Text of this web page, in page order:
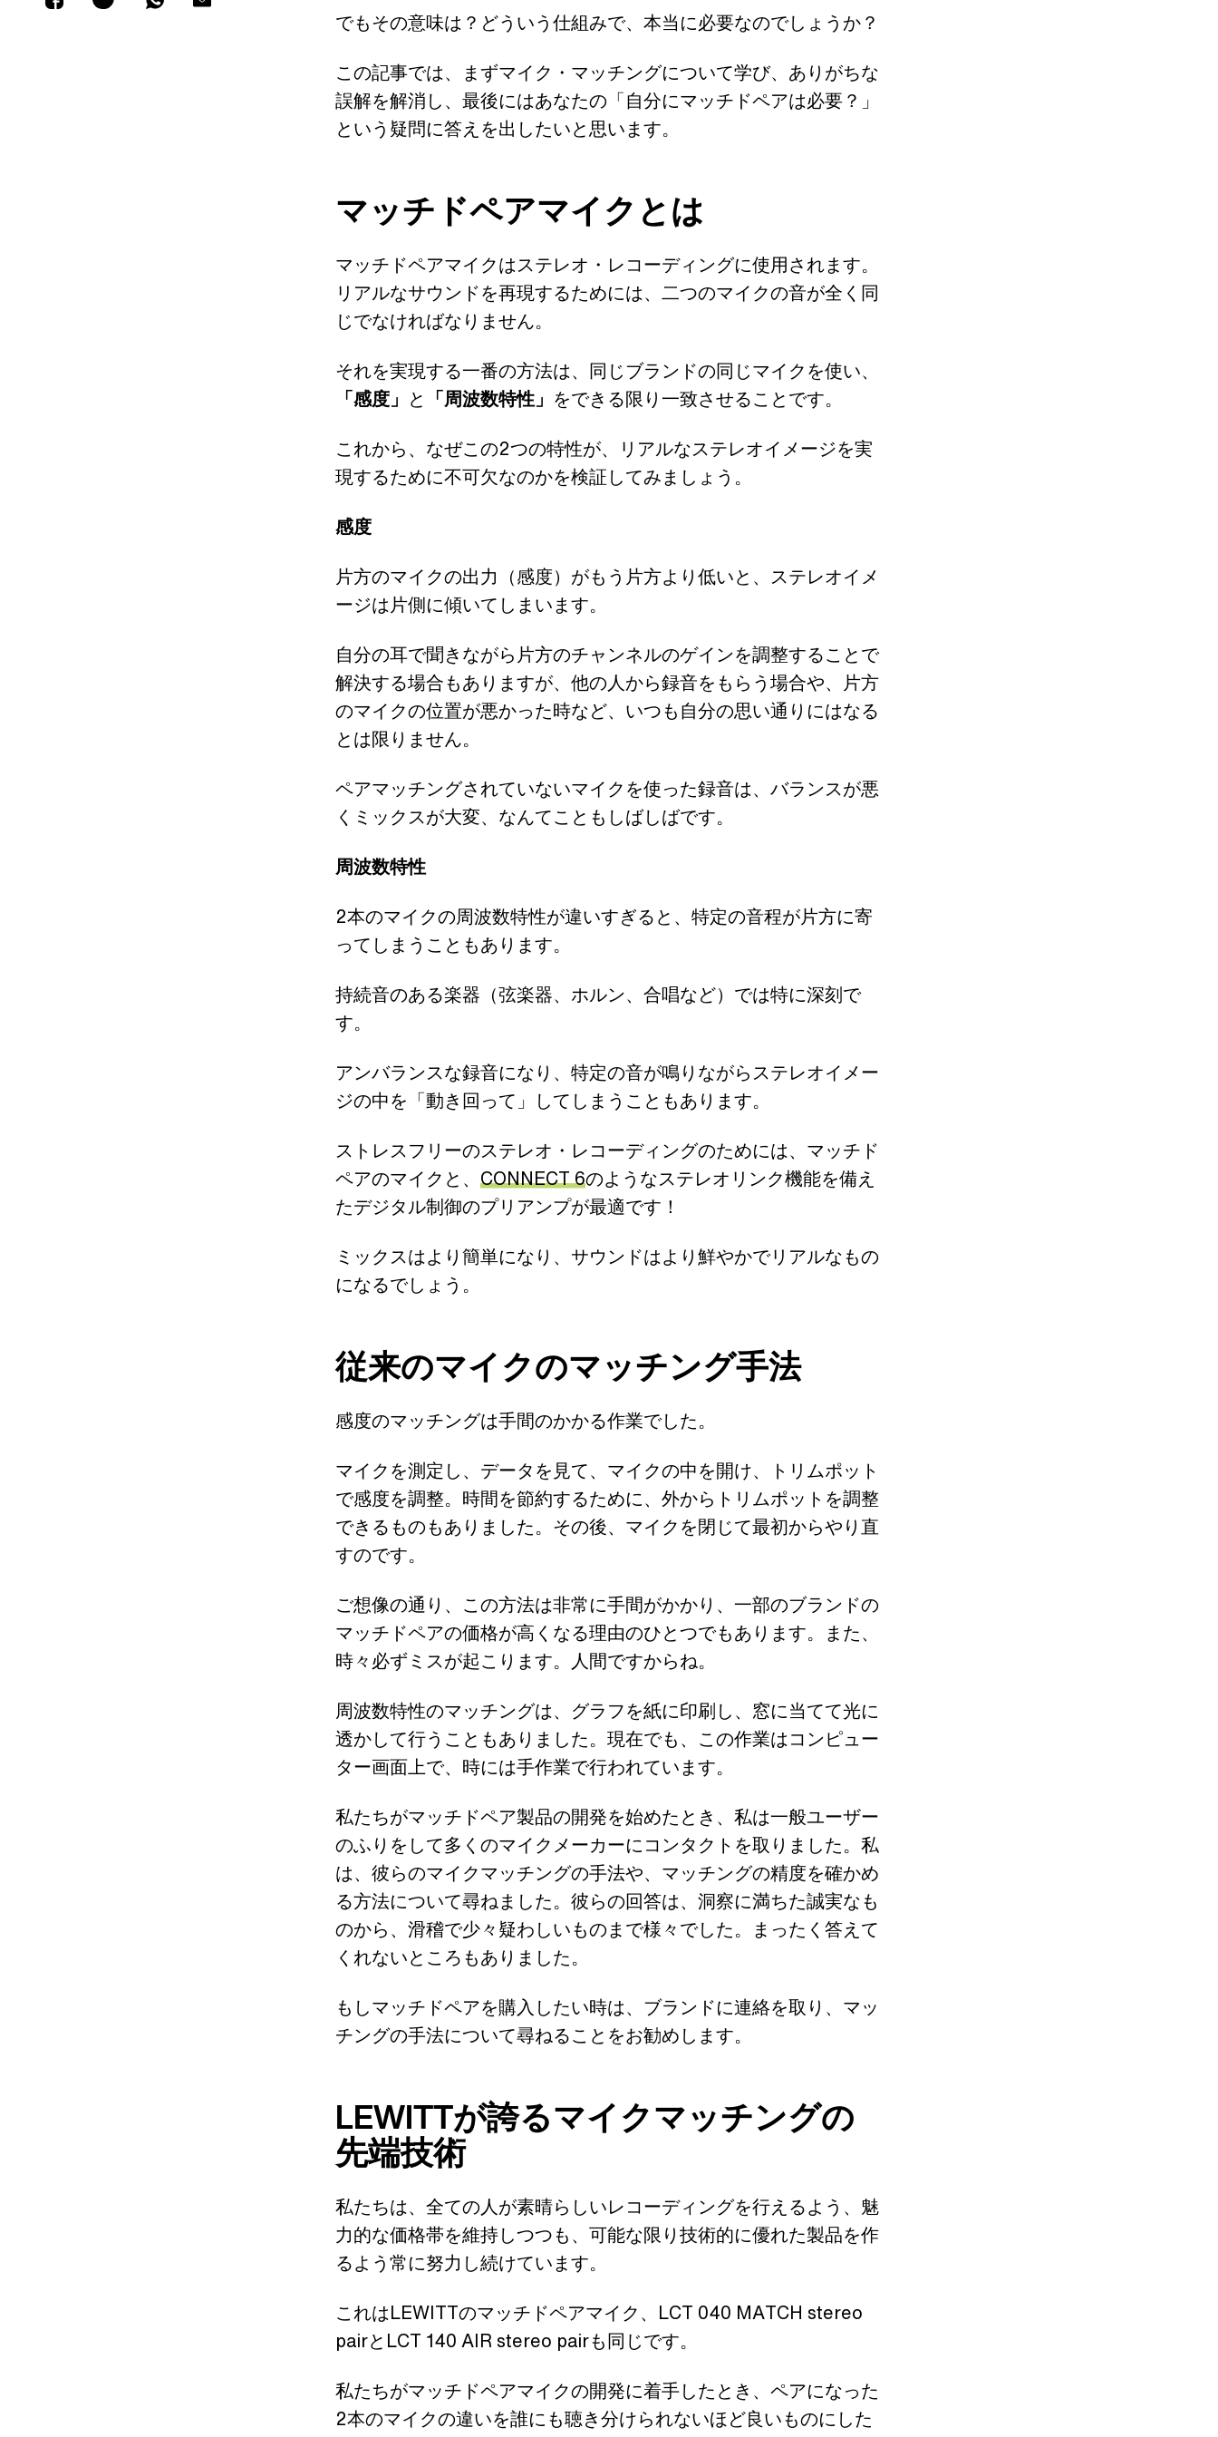
でもその意味は？どういう仕組みで、本当に必要なのでしょうか？
この記事では、まずマイク・マッチングについて学び、ありがちな
誤解を解消し、最後にはあなたの「自分にマッチドペアは必要？」
という疑問に答えを出したいと思います。
マッチドペアマイクとは
マッチドペアマイクはステレオ・レコーディングに使用されます。
リアルなサウンドを再現するためには、二つのマイクの音が全く同
じでなければなりません。
それを実現する一番の方法は、同じブランドの同じマイクを使い、
「感度」 と 「周波数特性」 をできる限り一致させることです。
これから、なぜこの2つの特性が、リアルなステレオイメージを実
現するために不可欠なのかを検証してみましょう。
感度
片方のマイクの出力（感度）がもう片方より低いと、ステレオイメ
ージは片側に傾いてしまいます。
自分の耳で聞きながら片方のチャンネルのゲインを調整することで
解決する場合もありますが、他の人から録音をもらう場合や、片方
のマイクの位置が悪かった時など、いつも自分の思い通りにはなる
とは限りません。
ペアマッチングされていないマイクを使った録音は、バランスが悪
くミックスが大変、なんてこともしばしばです。
周波数特性
2本のマイクの周波数特性が違いすぎると、特定の音程が片方に寄
ってしまうこともあります。
持続音のある楽器（弦楽器、ホルン、合唱など）では特に深刻で
す。
アンバランスな録音になり、特定の音が鳴りながらステレオイメー
ジの中を「動き回って」してしまうこともあります。
ストレスフリーのステレオ・レコーディングのためには、マッチド
ペアのマイクと、 CONNECT 6のようなステレオリンク機能を備え
たデジタル制御のプリアンプが最適です！
ミックスはより簡単になり、サウンドはより鮮やかでリアルなもの
になるでしょう。
従来のマイクのマッチング手法
感度のマッチングは手間のかかる作業でした。
マイクを測定し、データを見て、マイクの中を開け、トリムポット
で感度を調整。時間を節約するために、外からトリムポットを調整
できるものもありました。その後、マイクを閉じて最初からやり直
すのです。
ご想像の通り、この方法は非常に手間がかかり、一部のブランドの
マッチドペアの価格が高くなる理由のひとつでもあります。また、
時々必ずミスが起こります。人間ですからね。
周波数特性のマッチングは、グラフを紙に印刷し、窓に当てて光に
透かして行うこともありました。現在でも、この作業はコンピュー
ター画面上で、時には手作業で行われています。
私たちがマッチドペア製品の開発を始めたとき、私は一般ユーザー
のふりをして多くのマイクメーカーにコンタクトを取りました。私
は、彼らのマイクマッチングの手法や、マッチングの精度を確かめ
る方法について尋ねました。彼らの回答は、洞察に満ちた誠実なも
のから、滑稽で少々疑わしいものまで様々でした。まったく答えて
くれないところもありました。
もしマッチドペアを購入したい時は、ブランドに連絡を取り、マッ
チングの手法について尋ねることをお勧めします。
LEWITTが誇るマイクマッチングの
先端技術
私たちは、全ての人が素晴らしいレコーディングを行えるよう、魅
力的な価格帯を維持しつつも、可能な限り技術的に優れた製品を作
るよう常に努力し続けています。
これはLEWITTのマッチドペアマイク、LCT 040 MATCH stereo
pairとLCT 140 AIR stereo pairも同じです。
私たちがマッチドペアマイクの開発に着手したとき、ペアになった
2本のマイクの違いを誰にも聴き分けられないほど良いものにした